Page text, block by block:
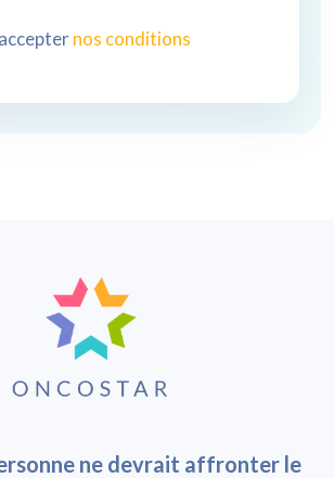
nos conditions
ne devrait affronter le